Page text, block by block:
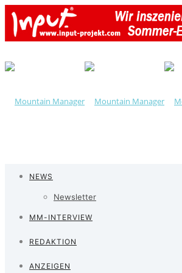
NEWS
Newsletter
MM-INTERVIEW
REDAKTION
ANZEIGEN